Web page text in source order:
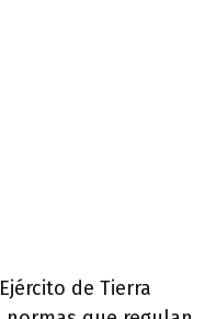
de Tierra